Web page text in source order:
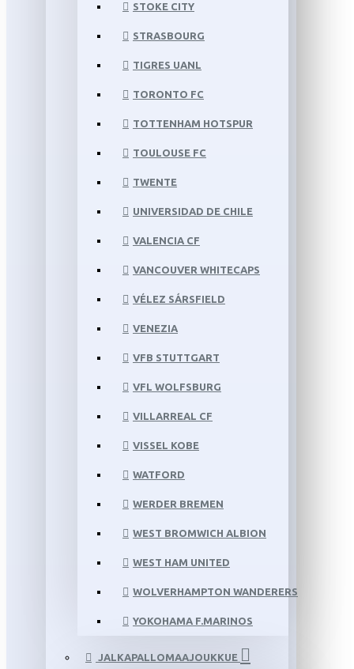
STOKE CITY
STRASBOURG
TIGRES UANL
TORONTO FC
TOTTENHAM HOTSPUR
TOULOUSE FC
TWENTE
UNIVERSIDAD DE CHILE
VALENCIA CF
VANCOUVER WHITECAPS
VÉLEZ SÁRSFIELD
VENEZIA
VFB STUTTGART
VFL WOLFSBURG
VILLARREAL CF
VISSEL KOBE
WATFORD
WERDER BREMEN
WEST BROMWICH ALBION
WEST HAM UNITED
WOLVERHAMPTON WANDERERS
YOKOHAMA F.MARINOS
JALKAPALLOMAAJOUKKUE